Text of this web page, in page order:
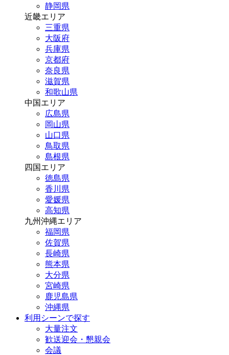
静岡県
近畿エリア
三重県
大阪府
兵庫県
京都府
奈良県
滋賀県
和歌山県
中国エリア
広島県
岡山県
山口県
鳥取県
島根県
四国エリア
徳島県
香川県
愛媛県
高知県
九州沖縄エリア
福岡県
佐賀県
長崎県
熊本県
大分県
宮崎県
鹿児島県
沖縄県
利用シーンで探す
大量注文
歓送迎会・懇親会
会議